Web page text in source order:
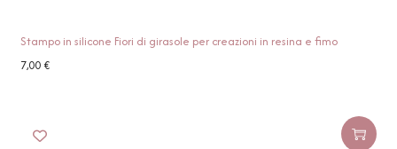
Stampo in silicone Fiori di girasole per creazioni in resina e fimo
7,00€